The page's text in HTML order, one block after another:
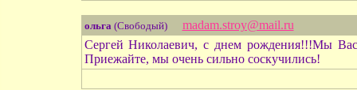
ольга(Свободый)
madam.stroy@mail.ru
Сергей Николаевич, с днем рождения!!!Мы
Приежайте, мы очень сильно соскучились!